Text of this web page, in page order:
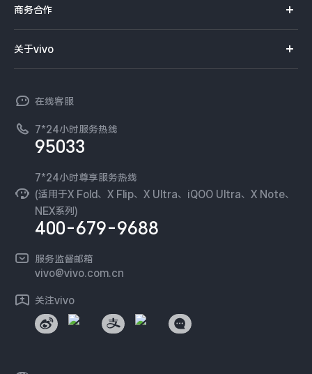
全部S机型 对比S机型
Y50 5G Y50m 5G
全部Y机型 对比Y机型
iQOO Neo11 iQOO 15
vivo WATCH GT 2
iQOO手机
T系列
NEX系列
选购配件
订单查询
服务网点
查找手机
环保回收
安全公告
服务隐私政策
Log还原LUTs下载
vivo 办公套件
商务合作
开放平台
vivo 企业业务
廉正合规
国补营业执照
无线电发射设备销售备案
关于vivo
工作机会
新闻资讯
可持续发展
vivo 蔡司影像
开发者社区
在线客服
7*24小时服务热线
95033
7*24小时尊享服务热线
(适用于X Fold、X Flip、X Ultra、iQOO Ultra、X Note、
NEX系列)
400-679-9688
服务监督邮箱
vivo@vivo.com.cn
关注vivo